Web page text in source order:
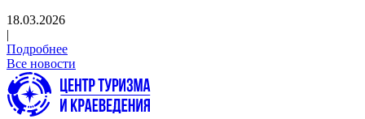
18.03.2026
|
Подробнее
Все новости